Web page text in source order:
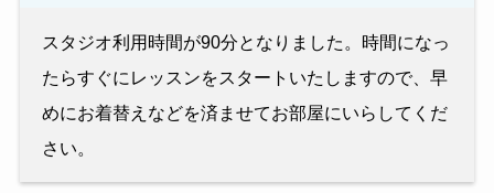
スタジオ利用時間が90分となりました。時間になっ
たらすぐにレッスンをスタートいたしますので、早
めにお着替えなどを済ませてお部屋にいらしてくだ
さい。